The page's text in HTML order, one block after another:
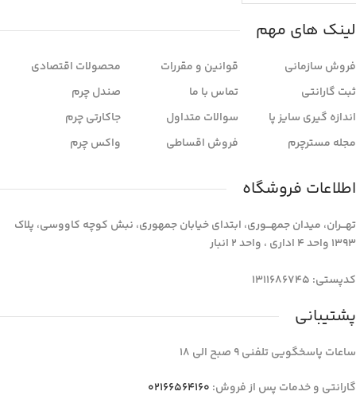
لینک های مهم
فروش سازمانی
ثبت گارانتی
اندازه گیری سایز پا
مجله مسترچرم
قوانین و مقررات
تماس با ما
سوالات متداول
فروش اقساطی
محصولات اقتصادی
صندل چرم
جاکارتی چرم
واکس چرم
اطلاعات فروشگاه
تهـــران، میدان جمهـــوری، ابتدای خیابان جمهوری، نبش کوچه کاووسی، پلاک
1393 واحد 4 اداری ، واحد 2 انبار
کدپستی: 1311686745
پشتیبانی
ساعات پاسخگویی تلفنی 9 صبح الی 18
گارانتی و خدمات پس از فروش: 02166564160